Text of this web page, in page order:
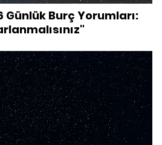
Günlük Burç Yorumları: